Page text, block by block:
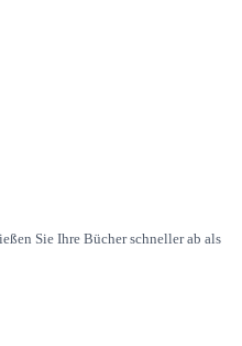
Sie Ihre Bücher schneller ab als